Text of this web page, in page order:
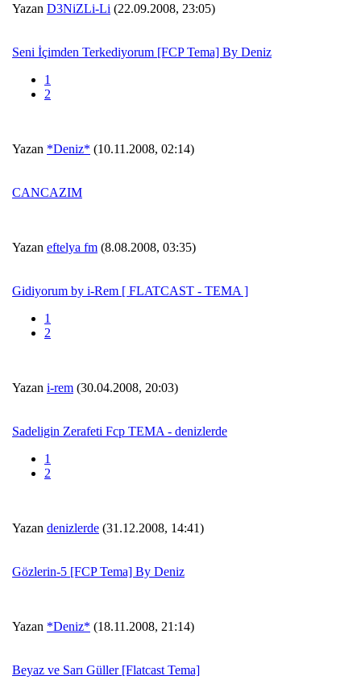
Yazan D3NiZLi-Li (22.09.2008, 23:05)
Seni İçimden Terkediyorum [FCP Tema] By Deniz
1
2
Yazan *Deniz* (10.11.2008, 02:14)
CANCAZIM
Yazan eftelya fm (8.08.2008, 03:35)
Gidiyorum by i-Rem [ FLATCAST - TEMA ]
1
2
Yazan i-rem (30.04.2008, 20:03)
Sadeligin Zerafeti Fcp TEMA - denizlerde
1
2
Yazan denizlerde (31.12.2008, 14:41)
Gözlerin-5 [FCP Tema] By Deniz
Yazan *Deniz* (18.11.2008, 21:14)
Beyaz ve Sarı Güller [Flatcast Tema]